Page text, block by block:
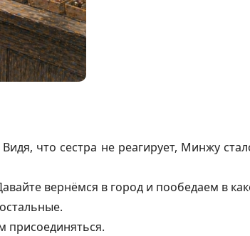
что сестра не реагирует, Минжу
вернёмся в город и пообедаем в
присоединяться.